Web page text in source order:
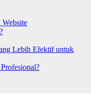
Website
Lebih Efektif untuk